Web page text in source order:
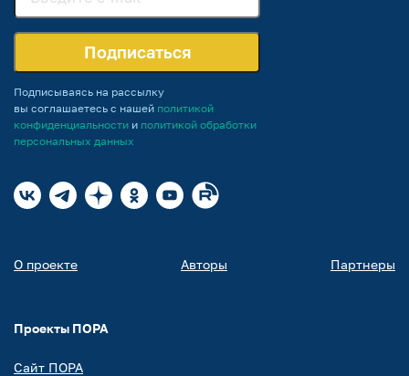
Подписаться
Подписываясь на рассылку
вы соглашаетесь с нашей политикой
конфиденциальности и политикой обработки
персональных данных
О проекте Авторы Партнеры
Проекты ПОРА
Сайт ПОРА